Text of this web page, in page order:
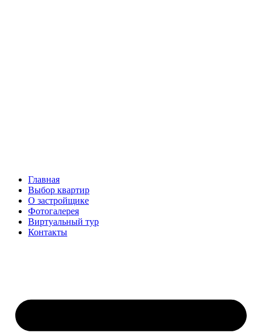
Главная
Выбор квартир
О застройщике
Фотогалерея
Виртуальный тур
Контакты